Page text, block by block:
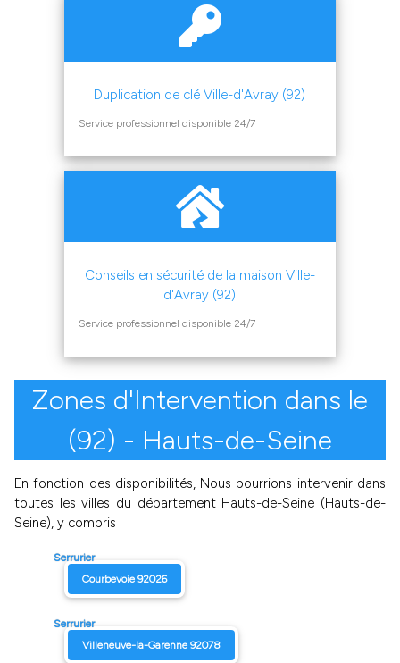
Duplication de clé Ville-d'Avray (92)
Service professionnel disponible 24/7
Conseils en sécurité de la maison Ville-
d'Avray (92)
Service professionnel disponible 24/7
Zones d'Intervention dans le
(92) - Hauts-de-Seine
En fonction des disponibilités, Nous pourrions intervenir dans
toutes les villes du département Hauts-de-Seine (Hauts-de-
Seine), y compris :
Serrurier
Courbevoie 92026
Serrurier
Villeneuve-la-Garenne 92078